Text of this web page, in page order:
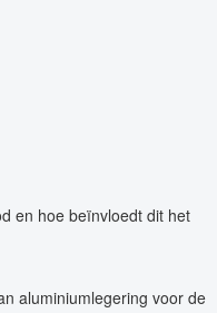
en hoe beïnvloedt dit het
aluminiumlegering voor de